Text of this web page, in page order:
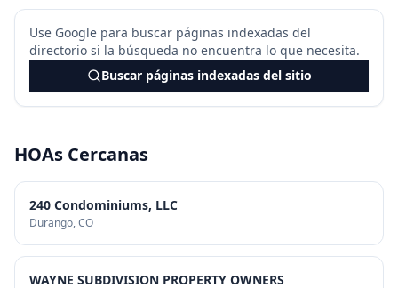
Use Google para buscar páginas indexadas del
directorio si la búsqueda no encuentra lo que necesita.
Buscar páginas indexadas del sitio
HOAs Cercanas
240 Condominiums, LLC
Durango, CO
WAYNE SUBDIVISION PROPERTY OWNERS